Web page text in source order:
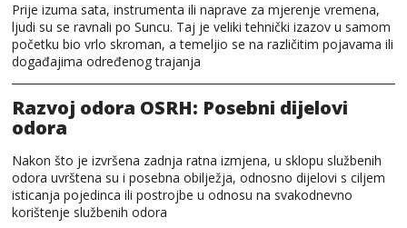
Prije izuma sata, instrumenta ili naprave za mjerenje vremena,
ljudi su se ravnali po Suncu. Taj je veliki tehnički izazov u samom
početku bio vrlo skroman, a temeljio se na različitim pojavama ili
događajima određenog trajanja
Razvoj odora OSRH: Posebni dijelovi
odora
Nakon što je izvršena zadnja ratna izmjena, u sklopu službenih
odora uvrštena su i posebna obilježja, odnosno dijelovi s ciljem
isticanja pojedinca ili postrojbe u odnosu na svakodnevno
korištenje službenih odora